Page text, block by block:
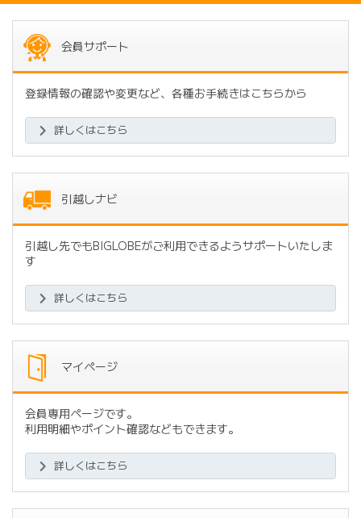
会員サポート
登録情報の確認や変更など、各種お手続きはこちらから
詳しくはこちら
引越しナビ
引越し先でもBIGLOBEがご利用できるようサポートいたしま
す
詳しくはこちら
マイページ
会員専用ページです。
利用明細やポイント確認などもできます。
詳しくはこちら